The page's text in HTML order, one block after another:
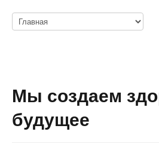
Мы создаем
будущее